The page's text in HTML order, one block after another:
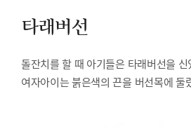
타래버선
돌잔치를 할 때 아기들은 타래버선을
여자아이는 붉은색의 끈을 버선목에 둘